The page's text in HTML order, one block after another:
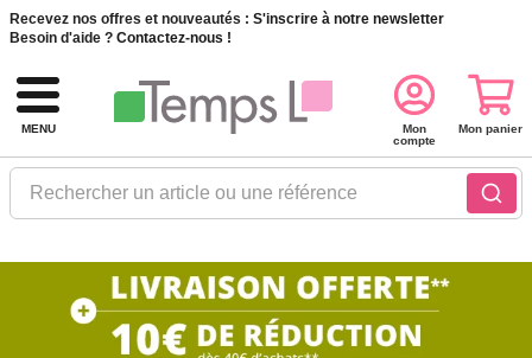
Recevez nos offres et nouveautés : S'inscrire à notre newsletter
Besoin d'aide ? Contactez-nous !
MENU
Rechercher un article ou une référence
Mon
compte
Mon panier
10€ de réduction dès 40€ d'achat. Offre
valable du 03/08/2026 au 12/08/2026.